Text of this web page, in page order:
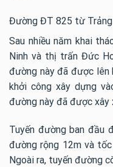
Đường ĐT 825 từ
Sau nhiều năm khai
Ninh và thị trấn Đức
đường này đã được lên
khởi công xây dựng
đường này đã được xây
Tuyến đường ban đầu
đường rộng 12m và
Ngoài ra, tuyến đường